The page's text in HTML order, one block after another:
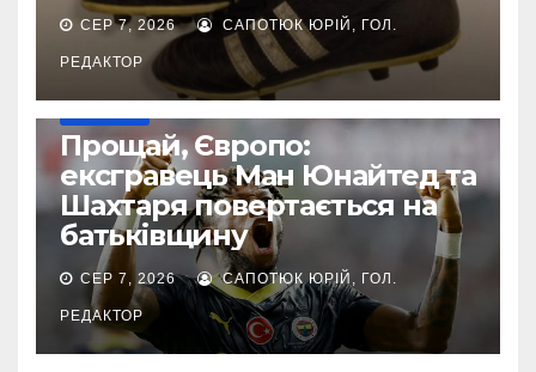
СЕР 7, 2026 САПОТЮК ЮРІЙ, ГОЛ.
РЕДАКТОР
Прощай, Європо:
ексгравець Ман Юнайтед та
Шахтаря повертається на
батьківщину
СЕР 7, 2026 САПОТЮК ЮРІЙ, ГОЛ.
РЕДАКТОР